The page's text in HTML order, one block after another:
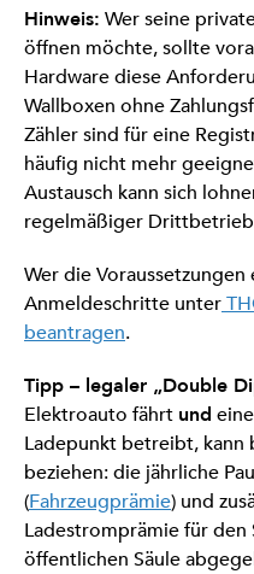
Hinweis: Wer seine
öffnen möchte, sollte
Hardware diese
Wallboxen ohne
Zähler sind für eine
häufig nicht mehr
Austausch kann sich
regelmäßiger
Wer die
Anmeldeschritte unter
beantragen.
Tipp – legaler „Double
Elektroauto fährt und
Ladepunkt betreibt, kann
beziehen: die jährliche
(Fahrzeugprämie) und
Ladestromprämie für
öffentlichen Säule